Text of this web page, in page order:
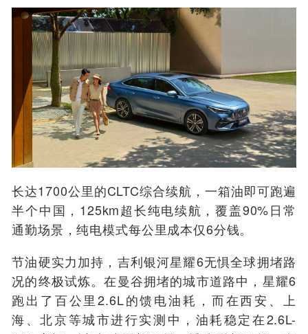
长达1700公里的CLTC综合续航，一箱油即可跑遍
半个中国，125km超长纯电续航，覆盖90%日常
通勤场景，纯电模式每公里成本仅6分钱。
节油硬实力加持，吉利银河星耀6无惧全球拥堵路
况的终极试炼。在曼谷拥堵的城市道路中，星耀6
跑出了百公里2.6L的馈电油耗，而在西安、上
海、北京等城市进行实测中，油耗稳定在2.6L-